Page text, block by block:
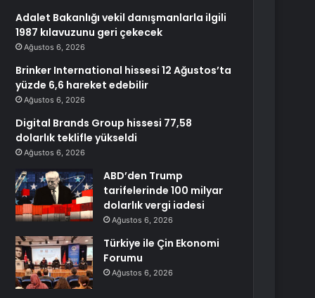
Adalet Bakanlığı vekil danışmanlarla ilgili
1987 kılavuzunu geri çekecek
Ağustos 6, 2026
Brinker International hissesi 12 Ağustos’ta
yüzde 6,6 hareket edebilir
Ağustos 6, 2026
Digital Brands Group hissesi 77,58
dolarlık teklifle yükseldi
Ağustos 6, 2026
ABD’den Trump
tarifelerinde 100 milyar
dolarlık vergi iadesi
Ağustos 6, 2026
Türkiye ile Çin Ekonomi
Forumu
Ağustos 6, 2026